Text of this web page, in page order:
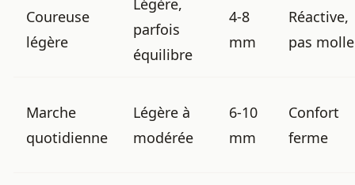
Coureuse
légère
Légère,
parfois
équilibre
4-8
mm
Réactive,
pas molle
Marche
quotidienne
Légère à
modérée
6-10
mm
Confort
ferme